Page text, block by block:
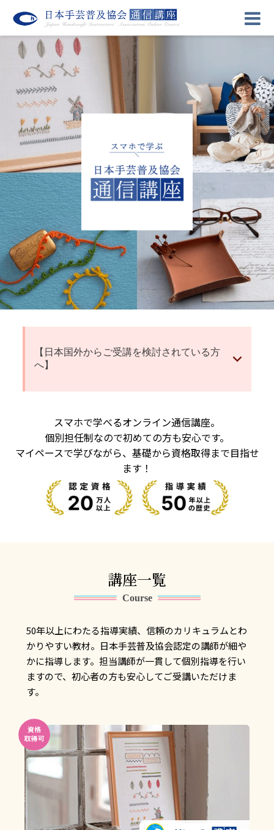
受講生ログイン
刺しゅう講座
編み物講座
キルト講座
レザークラフト講座
ホームソーイング講座
カリグラフィー講座
【日本国外からご受講を検討されている方
へ】
スマホで学べるオンライン通信講座。
個別担任制なので初めての方も安心です。
マイペースで学びながら、基礎から資格取得まで目指せ
ます！
講座一覧
Course
50年以上にわたる指導実績、信頼のカリキュラムとわ
かりやすい教材。日本手芸普及協会認定の講師が細や
かに指導します。担当講師が一貫して個別指導を行い
ますので、初心者の方も安心してご受講いただけま
す。